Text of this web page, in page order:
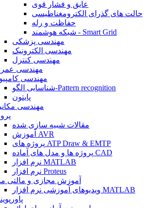
عایق و فشار قوی
حالت های گذرای الکترومغناطیسی
حفاظت و رله
شبکه هوشمند - Smart Grid
مهندسی پزشکی
مهندسی الکترونیک
مهندسی کنترل
مهندسی
مهندسی
شناسایی الگو-Pattern recognition
پایتون
مهندسی
مقالات شبیه سازی شده
آموزش AVR
پروژه های ATP Draw & EMTP
پروژه ها و مدل های آماده CAD
نرم افزار MATLAB
نرم افزار Proteus
آموزش مجازی و مالتی
ویدیوهای آموزشی نرم افزار MATLAB